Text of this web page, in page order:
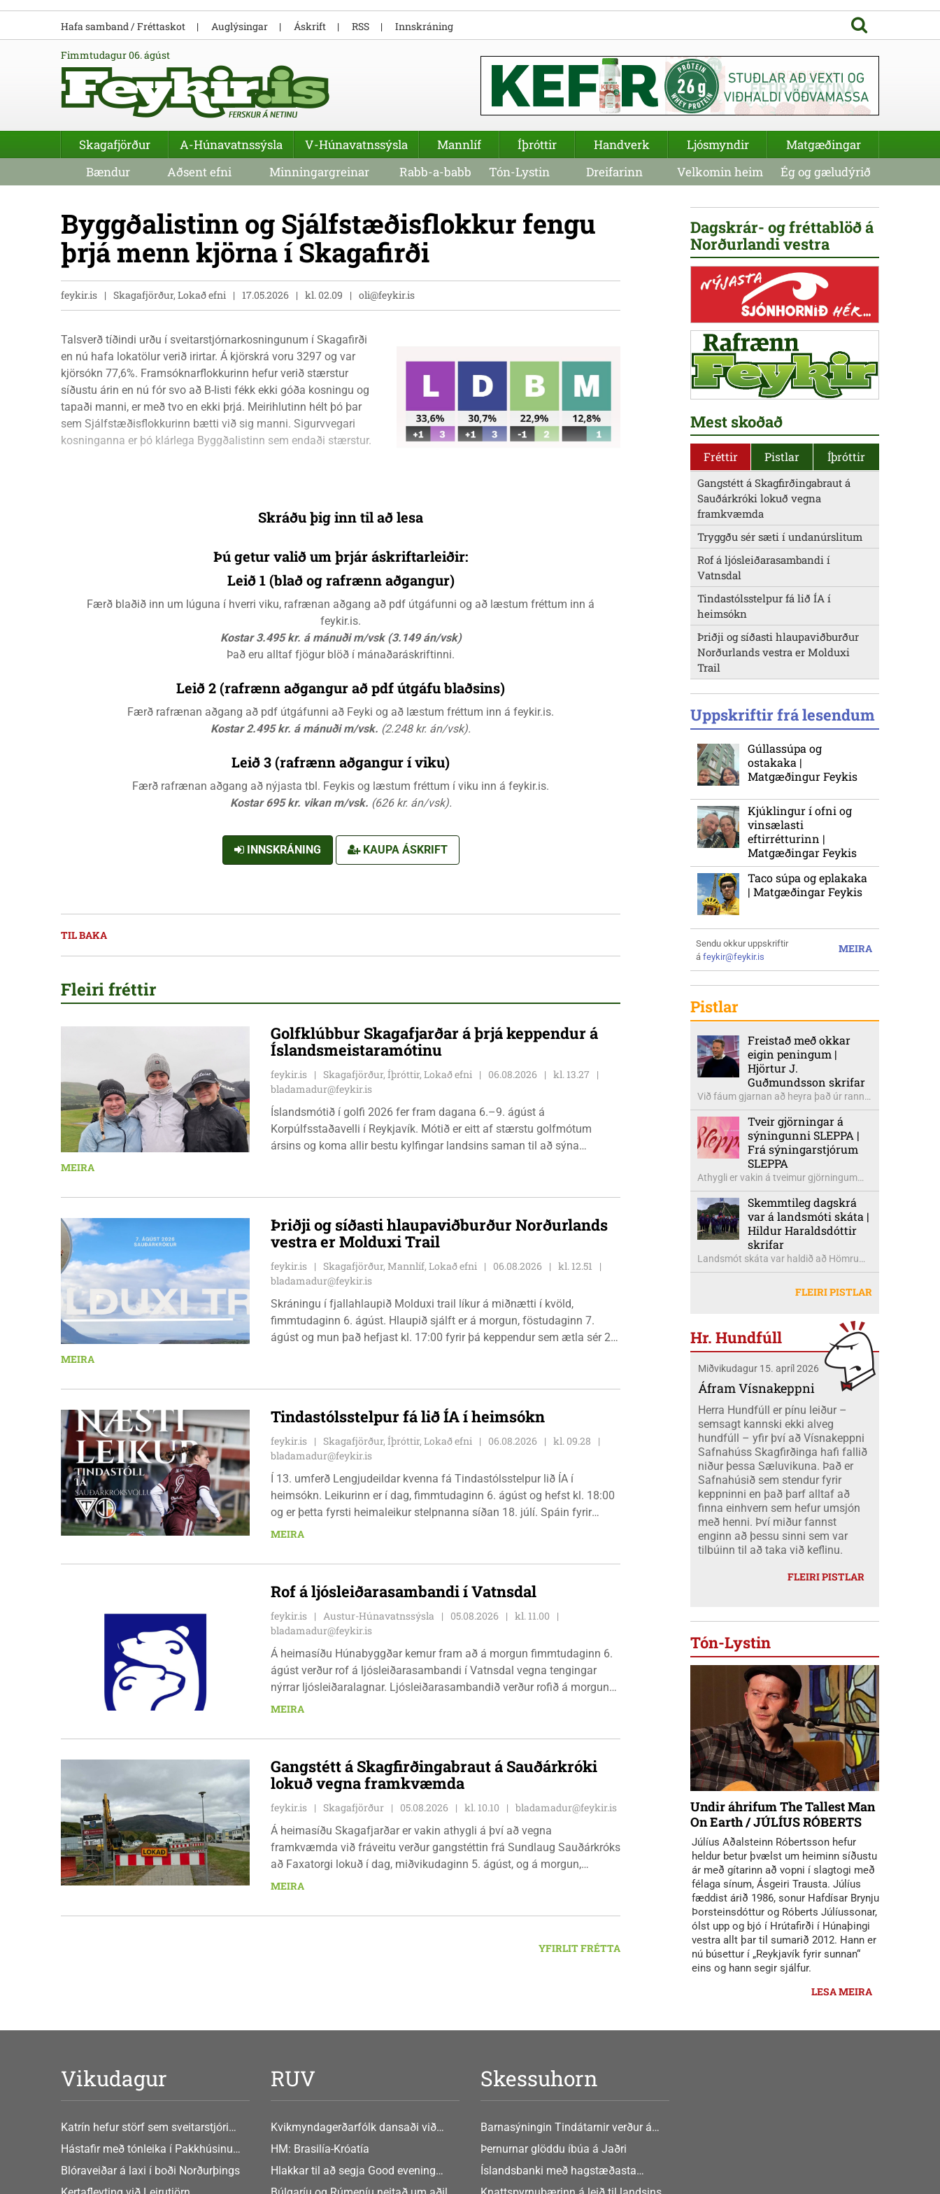
fimmtudagur 06. ágúst
Byggðalistinn og Sjálfstæðisflokkur fengu
þrjá menn kjörna í Skagafirði
feykir.is Skagafjörður, Lokað efni 17.05.2026 kl. 02.09 oli@feykir.is
Talsverð tíðindi urðu í sveitarstjórnarkosningunum í Skagafirði
en nú hafa lokatölur verið irirtar. Á kjörskrá voru 3297 og var
kjörsókn 77,6%. Framsóknarflokkurinn hefur verið stærstur
síðustu árin en nú fór svo að B-listi fékk ekki góða kosningu og
tapaði manni, er með tvo en ekki þrjá. Meirihlutinn hélt þó þar
sem Sjálfstæðisflokkurinn bætti við sig manni. Sigurvvegari
kosninganna er þó klárlega Byggðalistinn sem endaði stærstur.
Skráðu þig inn til að lesa
Þú getur valið um þrjár áskriftarleiðir:
Leið 1 (blað og rafrænn aðgangur)
Færð blaðið inn um lúguna í hverri viku, rafrænan aðgang að pdf útgáfunni og að læstum fréttum inn á
feykir.is.
Kostar 3.495 kr. á mánuði m/vsk (3.149 án/vsk)
Það eru alltaf fjögur blöð í mánaðaráskriftinni.
Leið 2 (rafrænn aðgangur að pdf útgáfu blaðsins)
Færð rafrænan aðgang að pdf útgáfunni að Feyki og að læstum fréttum inn á feykir.is.
Kostar 2.495 kr. á mánuði m/vsk. (2.248 kr. án/vsk).
Leið 3 (rafrænn aðgangur í viku)
Færð rafrænan aðgang að nýjasta tbl. Feykis og læstum fréttum í viku inn á feykir.is.
Kostar 695 kr. vikan m/vsk. (626 kr. án/vsk).
INNSKRÁNING KAUPA ÁSKRIFT
TIL BAKA
Fleiri fréttir
Golfklúbbur Skagafjarðar á þrjá keppendur á
Íslandsmeistaramótinu
feykir.is Skagafjörður, Íþróttir, Lokað efni 06.08.2026
kl. 13.27
bladamadur@feykir.is
Íslandsmótið í golfi 2026 fer fram dagana 6.–9. ágúst á
Korpúlfsstaðavelli í Reykjavík. Mótið er eitt af stærstu golfmótum
ársins og koma allir bestu kylfingar landsins saman til að sýna
nýkrýndur klúbbmeistari GSS, og Unu Karen Guðmundsdóttur.
MEIRA
Þriðji og síðasti hlaupaviðburður Norðurlands
vestra er Molduxi Trail
feykir.is Skagafjörður, Mannlíf, Lokað efni 06.08.2026
kl. 12.51
bladamadur@feykir.is
Skráningu í fjallahlaupið Molduxi trail líkur á miðnætti í kvöld,
fimmtudaginn 6. ágúst. Hlaupið sjálft er á morgun, föstudaginn 7.
ágúst og mun það hefjast kl. 17:00 fyrir þá keppendur sem ætla sér 20
bæjarbúar og aðrir gestir eru hvött til þess að kíkja við og styðja
MEIRA
Tindastólsstelpur fá lið ÍA í heimsókn
feykir.is Skagafjörður, Íþróttir, Lokað efni 06.08.2026
kl. 09.28
bladamadur@feykir.is
Í 13. umferð Lengjudeildar kvenna fá Tindastólsstelpur lið ÍA í
heimsókn. Leikurinn er í dag, fimmtudaginn 6. ágúst og hefst kl. 18:00
og er þetta fyrsti heimaleikur stelpnanna síðan 18. júlí. Spáin fyrir
leikinn er fín, lítil háttar rigning og tíu gráðu hiti, þannig að það er um
MEIRA
Rof á ljósleiðarasambandi í Vatnsdal
feykir.is Austur-Húnavatnssýsla 05.08.2026
kl. 11.00
bladamadur@feykir.is
Á heimasíðu Húnabyggðar kemur fram að á morgun fimmtudaginn 6.
ágúst verður rof á ljósleiðarasambandi í Vatnsdal vegna tengingar
nýrrar ljósleiðaralagnar. Ljósleiðarasambandið verður rofið á morgun
fimmtudag klukkan 9:00 í vestanverðum Vatnsdal.
MEIRA
Gangstétt á Skagfirðingabraut á Sauðárkróki
lokuð vegna framkvæmda
feykir.is Skagafjörður 05.08.2026 kl. 10.10
bladamadur@feykir.is
Á heimasíðu Skagafjarðar er vakin athygli á því að vegna
framkvæmda við fráveitu verður gangstéttin frá Sundlaug Sauðárkróks
að Faxatorgi lokuð í dag, miðvikudaginn 5. ágúst, og á morgun,
fimmtudaginn 6. ágúst.
MEIRA
YFIRLIT FRÉTTA
Dagskrár- og fréttablöð á
Norðurlandi vestra
Mest skoðað
Fréttir Pistlar Íþróttir
Gangstétt á Skagfirðingabraut á
Sauðárkróki lokuð vegna
framkvæmda
Tryggðu sér sæti í undanúrslitum
Rof á ljósleiðarasambandi í
Vatnsdal
Tindastólsstelpur fá lið ÍA í
heimsókn
Þriðji og síðasti hlaupaviðburður
Norðurlands vestra er Molduxi
Trail
Uppskriftir frá lesendum
Gúllassúpa og
ostakaka |
Matgæðingur Feykis
Kjúklingur í ofni og
vinsælasti
eftirrétturinn |
Matgæðingar Feykis
Taco súpa og eplakaka
| Matgæðingar Feykis
MEIRA
Sendu okkur uppskriftir
á feykir@feykir.is
Pistlar
Freistað með okkar
eigin peningum |
Hjörtur J.
Guðmundsson skrifar
Við fáum gjarnan að heyra það úr ranni
Evrópusambandssinna að með því að
ganga í Evrópusambandið gætum við
fengið alls kyns styrki frá sambandinu.
Lofað er gulli og grænum skógum í þeim
efnum. Ekkert er hins vegar minnzt á
það að komi til inngöngu Íslands í
Evrópusambandið myndum við greiða
meira í sjóði sambandsins en fengist til
baka í hvers kyns styrki vegna hárra
þjóðartekna hér á landi miðað við ríki
þess. Munar þar mörgum milljörðum
króna árlega. Með öðrum orðum er verið
peningum. Væri ekki nær að nota þá
Tveir gjörningar á
sýningunni SLEPPA |
Frá sýningarstjórum
SLEPPA
Athygli er vakin á tveimur gjörningum
sem fara fram í tengslum við
myndlistarsýninguna SLEPPA í
listsalnum hAughúsi í Héraðsdal í
Skagafirði næstkomandi sunnudag, 2.
FINNA eftir Heidu Karine
Jóhannesdóttur Mobeck og Kari Elise
Mobeck kl. 15:00. Auk þess verður boðið
Borghildi Óskarsdóttur, Ósk
Vilhjálmsdóttur og Huldu Ragnhildi
Skemmtileg dagskrá
var á landsmóti skáta |
Hildur Haraldsdóttir
skrifar
Landsmót skáta var haldið að Hömrum,
Akureyri, dagana 20-26 júlí. Eilífsbúar
létu sig ekki vanta þangað og fóru átta
Við áttum einnig fólk í fjölskyldubúðum,
fengum aukahendur til að aðstoða í
"matartjaldinu" og síðan komu margir úr
félaginu okkar í heimsókn til okkar á
opna deginum. Landsmót skáta er
stærsti viðburður skátahreyfingarinnar
og voru að þessu sinni um 1100
þátttakendur frá fjöldamörgum þjóðum
en flestir af erlendu skátunum komu frá
Kanada eða um 400 skátar.
FLEIRI PISTLAR
Hr. Hundfúll
Miðvikudagur 15. apríl 2026
Áfram Vísnakeppni
Herra Hundfúll er pínu leiður –
semsagt kannski ekki alveg
hundfúll – yfir því að Vísnakeppni
Safnahúss Skagfirðinga hafi fallið
niður þessa Sæluvikuna. Það er
Safnahúsið sem stendur fyrir
keppninni en það þarf alltaf að
finna einhvern sem hefur umsjón
með henni. Því miður fannst
enginn að þessu sinni sem var
tilbúinn til að taka við keflinu.
FLEIRI PISTLAR
Tón-Lystin
Undir áhrifum The Tallest Man
On Earth / JÚLÍUS RÓBERTS
Júlíus Aðalsteinn Róbertsson hefur
heldur betur þvælst um heiminn síðustu
ár með gítarinn að vopni í slagtogi með
félaga sínum, Ásgeiri Trausta. Júlíus
fæddist árið 1986, sonur Hafdísar Brynju
Þorsteinsdóttur og Róberts Júlíussonar,
ólst upp og bjó í Hrútafirði í Húnaþingi
vestra allt þar til sumarið 2012. Hann er
nú búsettur í „Reykjavík fyrir sunnan“
eins og hann segir sjálfur.
LESA MEIRA
Hafa samband / Fréttaskot Auglýsingar Áskrift RSS Innskráning
Skagafjörður A-Húnavatnssýsla V-Húnavatnssýsla Mannlíf Íþróttir Handverk Ljósmyndir
Matgæðingar
Bændur
Aðsent efni Minningargreinar Rabb-a-babb Tón-Lystin Dreifarinn Velkomin heim Ég og gæludýrið
Vikudagur
Katrín hefur störf sem sveitarstjóri
Þingeyjarsveitar
Hástafir með tónleika í Pakkhúsinu
Hafnarstræti 19
Blóraveiðar á laxi í boði Norðurþings
RUV
Kvikmyndagerðarfólk dansaði við
GusGus
HM: Brasilía-Króatía
Hlakkar til að segja Good evening
Europe
Skessuhorn
Barnasýningin Tindátarnir verður á
Bókasafni Akraness í dag ? tónlist
eftir Soffíu Björg
Þernurnar glöddu íbúa á Jaðri
Íslandsbanki með hagstæðasta
tilboðið